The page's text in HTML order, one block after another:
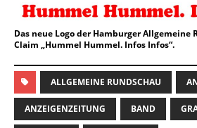
Das neue Logo der Hamburger Allgemeine
Claim „Hummel Hummel. Infos Infos“.
ALLGEMEINE RUNDSCHAU
ANZEIGENZEITUNG BAND